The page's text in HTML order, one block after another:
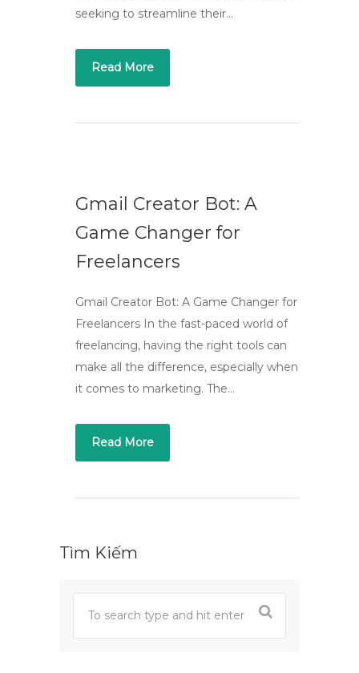
seeking to streamline their…
Read More
Gmail Creator Bot: A
Game Changer for
Freelancers
Gmail Creator Bot: A Game Changer for
Freelancers In the fast-paced world of
freelancing, having the right tools can
make all the difference, especially when
it comes to marketing. The…
Read More
Tìm Kiếm